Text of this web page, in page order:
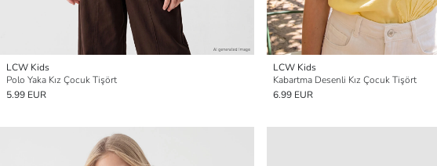
LCW Kids
Polo Yaka Kız Çocuk Tişört
5.99 EUR
LCW Kids
Kabartma Desenli Kız Çocuk Tişört
6.99 EUR